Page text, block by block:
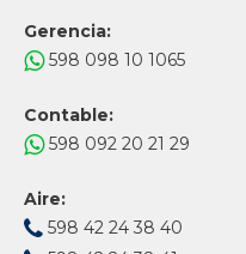
Gerencia:
598 098 10 1065
Contable:
598 092 20 21 29
Aire:
598 42 24 38 40